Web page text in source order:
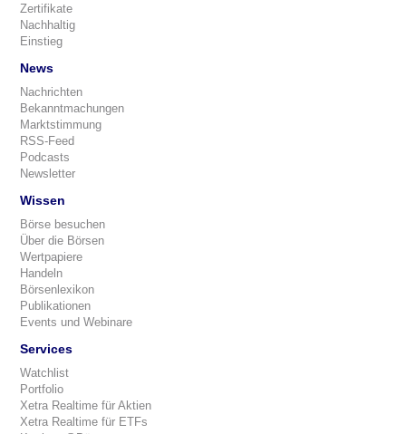
Zertifikate
Nachhaltig
Einstieg
News
Nachrichten
Bekanntmachungen
Marktstimmung
RSS-Feed
Podcasts
Newsletter
Wissen
Börse besuchen
Über die Börsen
Wertpapiere
Handeln
Börsenlexikon
Publikationen
Events und Webinare
Services
Watchlist
Portfolio
Xetra Realtime für Aktien
Xetra Realtime für ETFs